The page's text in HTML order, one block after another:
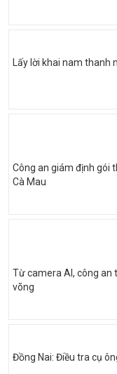
Lấy lời khai nam thanh
Công an giám định gói
Cà Mau
Từ camera AI, công an
võng
Đồng Nai: Điều tra cụ